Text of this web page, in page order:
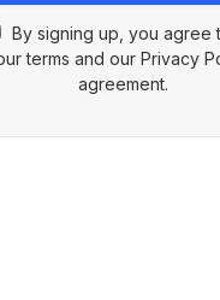
By signing up, you agree
terms and our Privacy
agreement.